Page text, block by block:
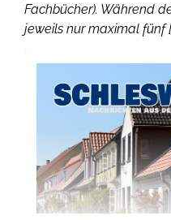
Fachbücher). Während
jeweils nur maximal fünf